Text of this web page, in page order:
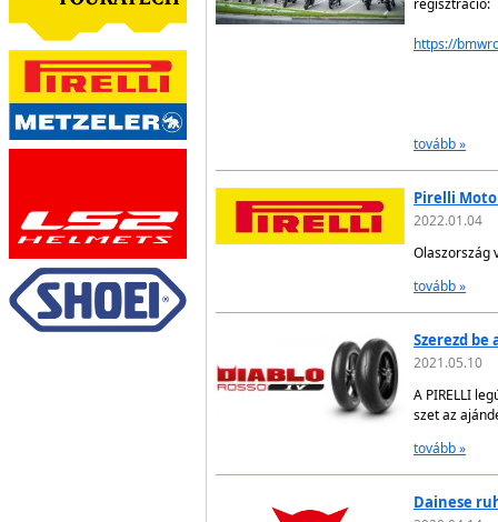
regisztráció:
https://
tovább »
Pirelli
2022.01.04
Olaszország
tovább »
Szerezd
2021.05.10
A PIRELLI
szet az
tovább »
Dainese